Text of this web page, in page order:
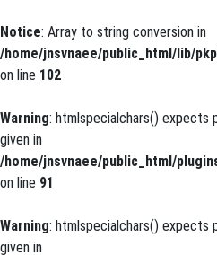
Notice: Array to string conversion in
/home/jnsvnaee/public_html/lib/
on line 102
Warning: htmlspecialchars() expects
given in
/home/jnsvnaee/public_html/
on line 91
Warning: htmlspecialchars() expects
given in